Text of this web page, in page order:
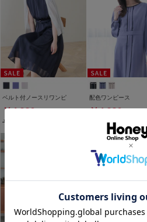
ベルト付ノースリワンピ
￥4,980
￥6,900
配色ワンピース
￥4,980
￥5,980 税込